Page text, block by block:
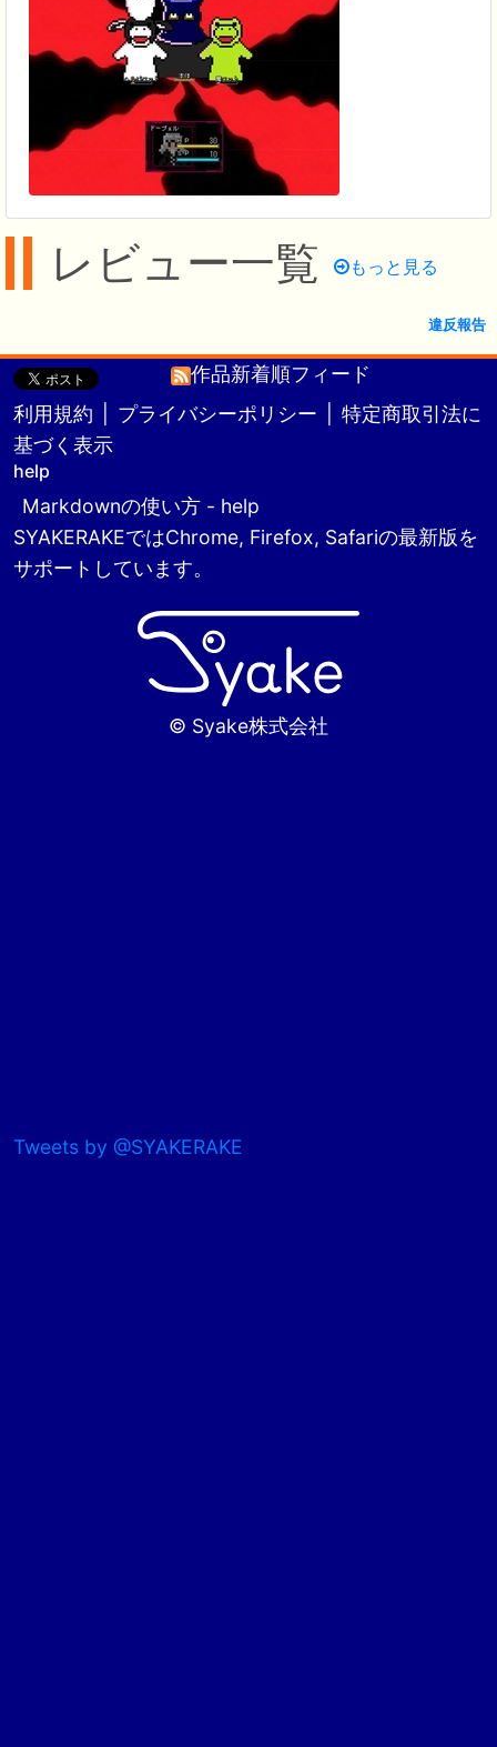
レビュー一覧 もっと見る
違反報告
作品新着順フィード
利用規約
プライバシーポリシー
特定商取引法に
基づく表示
help
Markdownの使い方 - help
SYAKERAKEではChrome, Firefox, Safariの最新版を
サポートしています。
© Syake株式会社
Tweets by @SYAKERAKE